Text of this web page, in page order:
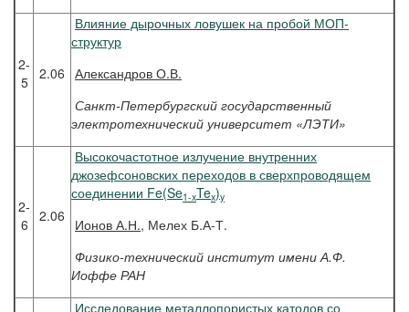
2-
5
2.06
Влияние дырочных ловушек на пробой МОП-
структур
Александров О.В.
Санкт-Петербургский государственный
электротехнический университет «ЛЭТИ»
2-
6
2.06
Высокочастотное излучение внутренних
джозефсоновских переходов в сверхпроводящем
соединении Fe(Se1-xTex)y
Ионов А.Н., Мелех Б.А-Т.
Физико-технический институт имени А.Ф.
Иоффе РАН
Исследование металлопористых катодов со